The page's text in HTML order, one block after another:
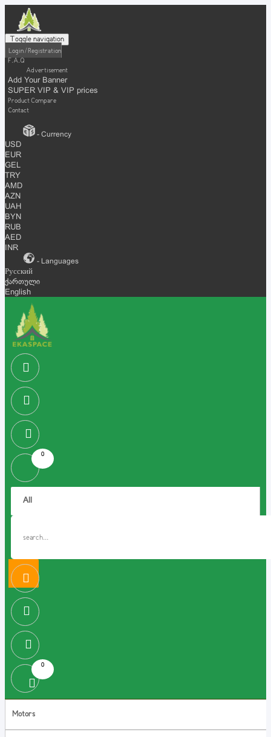
Toggle navigation
Login / Registration
F.A.Q
Advertisement
Add Your Banner
SUPER VIP & VIP prices
Product Compare
Contact
- Currency
USD
EUR
GEL
TRY
AMD
AZN
UAH
BYN
RUB
AED
INR
- Languages
Русский
ქართული
English
0
0
Motors